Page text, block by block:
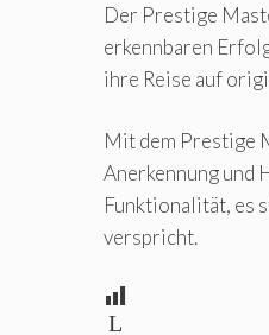
Der Prestige
erkennbaren
ihre Reise auf
Mit dem Prestige
Anerkennung und
Funktionalität, es
verspricht.
L